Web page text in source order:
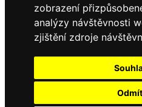
zobrazení
analýzy návštěvnosti
zjištění zdroje